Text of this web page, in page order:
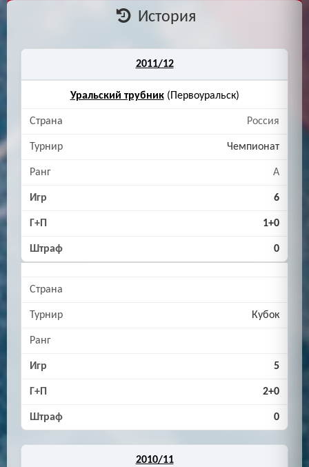
История
2011/12
Уральский трубник(Первоуральск)
Россия
Чемпионат
A
6
1+0
0
Кубок
5
2+0
0
2010/11